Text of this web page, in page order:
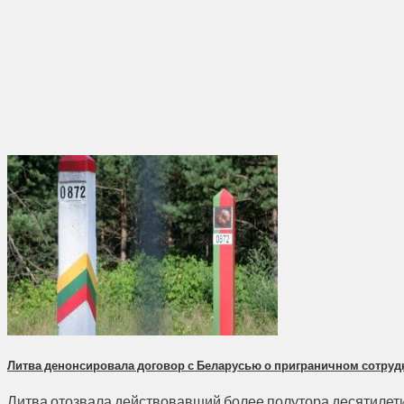
Литва денонсировала договор с Беларусью о приграничном